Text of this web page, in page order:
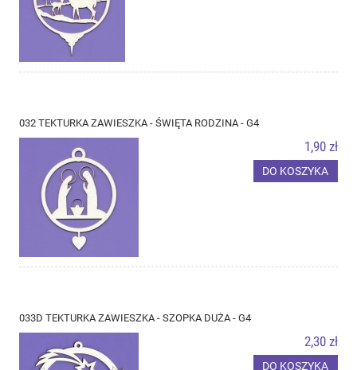
032 TEKTURKA ZAWIESZKA - ŚWIĘTA RODZINA - G4
1,90 zł
DO KOSZYKA
033D TEKTURKA ZAWIESZKA - SZOPKA DUŻA - G4
2,30 zł
DO KOSZYKA